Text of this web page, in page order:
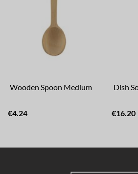
Wooden Spoon Medium
€4.24 €16.20